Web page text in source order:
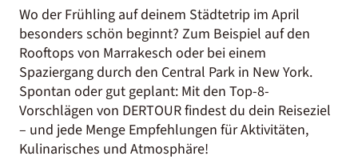
Wo der Frühling auf deinem Städtetrip im April
besonders schön beginnt? Zum Beispiel auf den
Rooftops von Marrakesch oder bei einem
Spaziergang durch den Central Park in New York.
Spontan oder gut geplant: Mit den Top-8-
Vorschlägen von DERTOUR findest du dein Reiseziel
– und jede Menge Empfehlungen für Aktivitäten,
Kulinarisches und Atmosphäre!